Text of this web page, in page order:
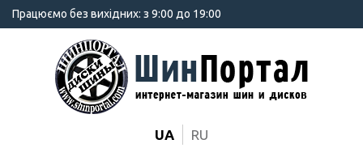
Працюємо без вихідних: з 9:00 до 19:00
UA RU